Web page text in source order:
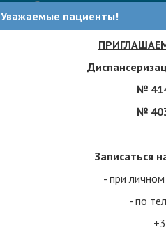
Уважаемые пациенты!
№
№
Записаться
- при
- по